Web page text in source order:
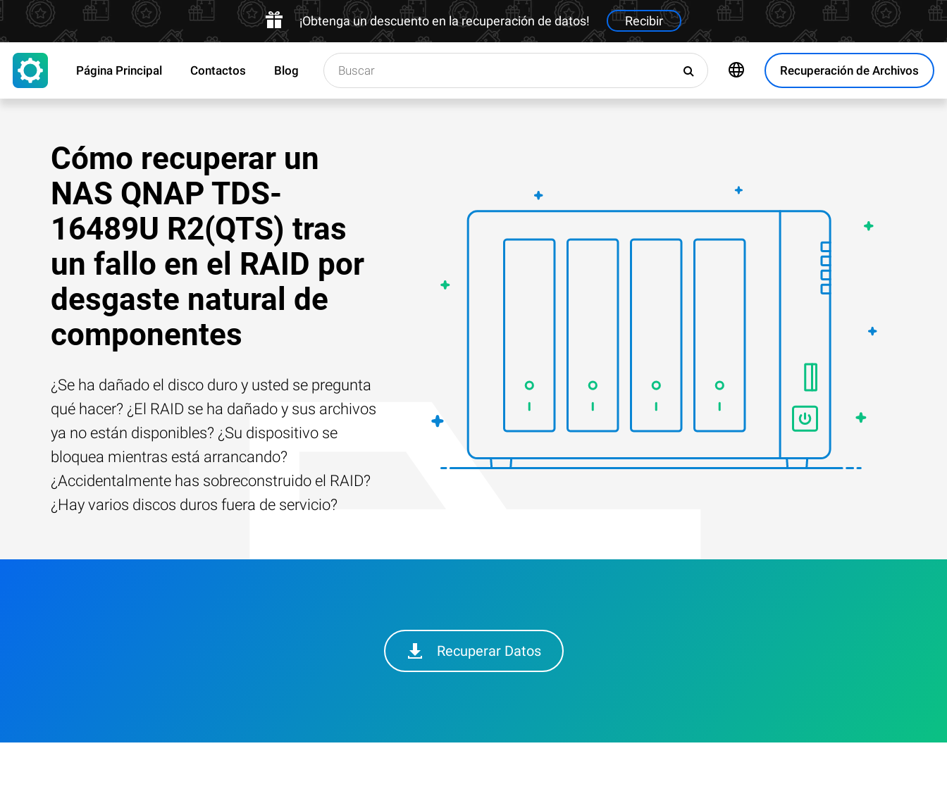
¡Obtenga un descuento en la recuperación de datos! Recibir
Recuperación de Archivos
Página Principal Contactos Blog
Cómo recuperar un
NAS QNAP TDS-
16489U R2(QTS) tras
un fallo en el RAID por
desgaste natural de
componentes
¿Se ha dañado el disco duro y usted se pregunta
qué hacer? ¿El RAID se ha dañado y sus archivos
ya no están disponibles? ¿Su dispositivo se
bloquea mientras está arrancando?
¿Accidentalmente has sobreconstruido el RAID?
¿Hay varios discos duros fuera de servicio?
Recuperar Datos